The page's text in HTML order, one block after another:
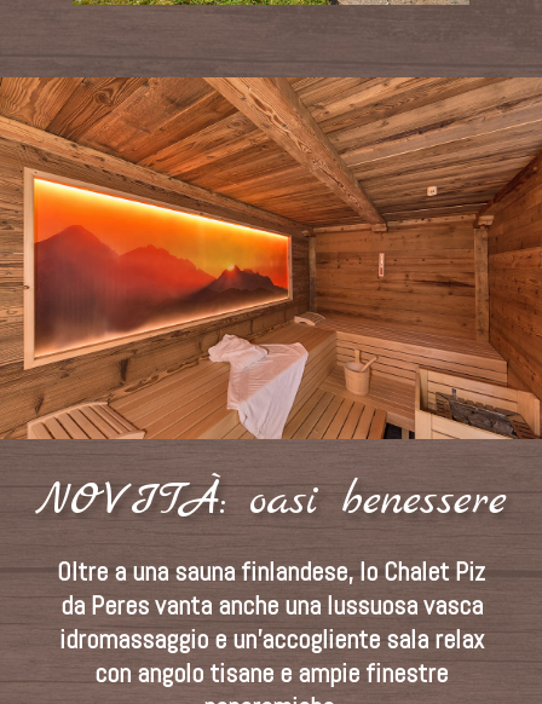
NOVITÀ: oasi benessere
Oltre a una sauna finlandese, lo Chalet Piz
da Peres vanta anche una lussuosa vasca
idromassaggio e un’accogliente sala relax
con angolo tisane e ampie finestre